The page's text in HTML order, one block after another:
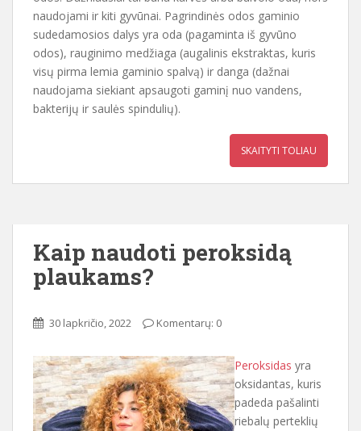
naudojami ir kiti gyvūnai. Pagrindinės odos gaminio
sudedamosios dalys yra oda (pagaminta iš gyvūno
odos), rauginimo medžiaga (augalinis ekstraktas, kuris
visų pirma lemia gaminio spalvą) ir danga (dažnai
naudojama siekiant apsaugoti gaminį nuo vandens,
bakterijų ir saulės spindulių).
SKAITYTI TOLIAU
Kaip naudoti peroksidą
plaukams?
30 lapkričio, 2022 Komentarų: 0
Peroksidas yra
oksidantas, kuris
padeda pašalinti
riebalų perteklių